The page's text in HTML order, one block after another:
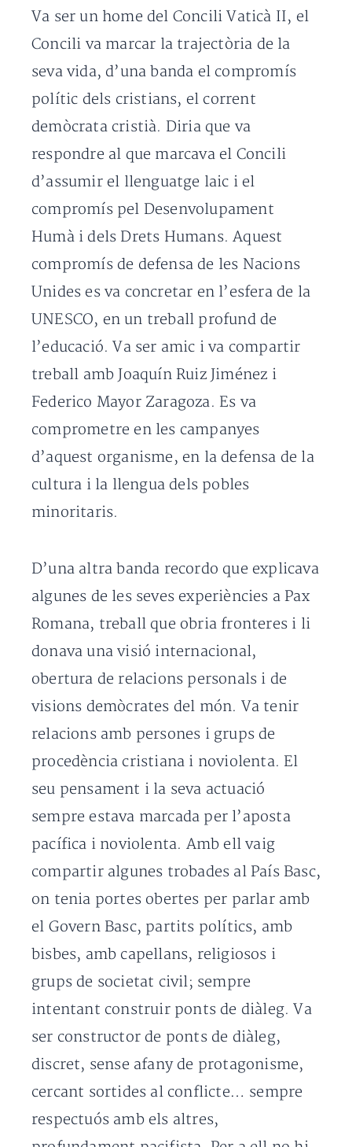
Va ser un home del Concili Vaticà II, el
Concili va marcar la trajectòria de la
seva vida, d’una banda el compromís
polític dels cristians, el corrent
demòcrata cristià. Diria que va
respondre al que marcava el Concili
d’assumir el llenguatge laic i el
compromís pel Desenvolupament
Humà i dels Drets Humans. Aquest
compromís de defensa de les Nacions
Unides es va concretar en l’esfera de la
UNESCO, en un treball profund de
l’educació. Va ser amic i va compartir
treball amb Joaquín Ruiz Jiménez i
Federico Mayor Zaragoza. Es va
comprometre en les campanyes
d’aquest organisme, en la defensa de la
cultura i la llengua dels pobles
minoritaris.
D’una altra banda recordo que explicava
algunes de les seves experiències a Pax
Romana, treball que obria fronteres i li
donava una visió internacional,
obertura de relacions personals i de
visions demòcrates del món. Va tenir
relacions amb persones i grups de
procedència cristiana i noviolenta. El
seu pensament i la seva actuació
sempre estava marcada per l’aposta
pacífica i noviolenta. Amb ell vaig
compartir algunes trobades al País Basc,
on tenia portes obertes per parlar amb
el Govern Basc, partits polítics, amb
bisbes, amb capellans, religiosos i
grups de societat civil; sempre
intentant construir ponts de diàleg. Va
ser constructor de ponts de diàleg,
discret, sense afany de protagonisme,
cercant sortides al conflicte… sempre
respectuós amb els altres,